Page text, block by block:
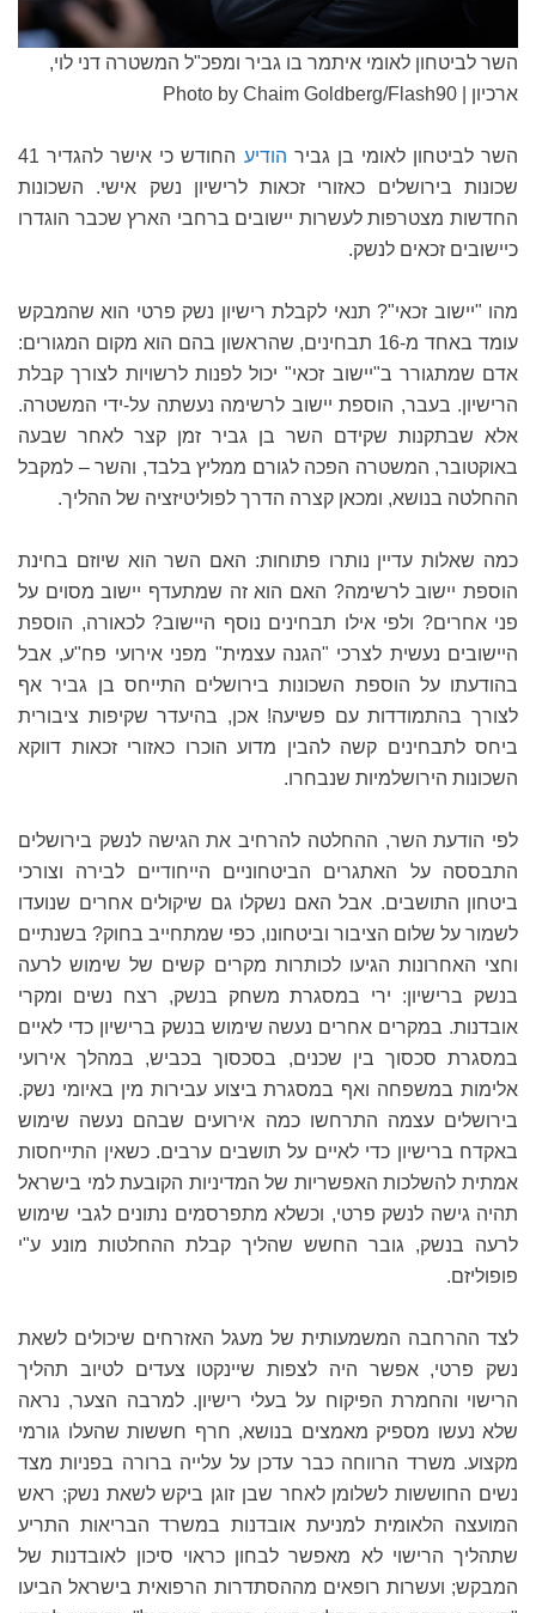
השר לביטחון לאומי איתמר בו גביר ומפכ"ל המשטרה דני לוי,
ארכיון | Photo by Chaim Goldberg/Flash90
השר לביטחון לאומי בן גביר הודיע
החודש כי אישר להגדיר 41
שכונות בירושלים כאזורי זכאות לרישיון נשק אישי. השכונות
החדשות מצטרפות לעשרות יישובים ברחבי הארץ שכבר הוגדרו
כיישובים זכאים לנשק.
מהו "יישוב זכאי"? תנאי לקבלת רישיון נשק פרטי הוא שהמבקש
עומד באחד מ-16 תבחינים, שהראשון בהם הוא מקום המגורים:
אדם שמתגורר ב"יישוב זכאי" יכול לפנות לרשויות לצורך קבלת
הרישיון. בעבר, הוספת יישוב לרשימה נעשתה על-ידי המשטרה.
אלא שבתקנות שקידם השר בן גביר זמן קצר לאחר שבעה
באוקטובר, המשטרה הפכה לגורם ממליץ בלבד, והשר – למקבל
ההחלטה בנושא, ומכאן קצרה הדרך לפוליטיזציה של ההליך.
כמה שאלות עדיין נותרו פתוחות: האם השר הוא שיוזם בחינת
הוספת יישוב לרשימה? האם הוא זה שמתעדף יישוב מסוים על
פני אחרים? ולפי אילו תבחינים נוסף היישוב? לכאורה, הוספת
היישובים נעשית לצרכי "הגנה עצמית" מפני אירועי פח"ע, אבל
בהודעתו על הוספת השכונות בירושלים התייחס בן גביר אף
לצורך בהתמודדות עם פשיעה! אכן, בהיעדר שקיפות ציבורית
ביחס לתבחינים קשה להבין מדוע הוכרו כאזורי זכאות דווקא
השכונות הירושלמיות שנבחרו.
לפי הודעת השר, ההחלטה להרחיב את הגישה לנשק בירושלים
התבססה על האתגרים הביטחוניים הייחודיים לבירה וצורכי
ביטחון התושבים. אבל האם נשקלו גם שיקולים אחרים שנועדו
לשמור על שלום הציבור וביטחונו, כפי שמתחייב בחוק? בשנתיים
וחצי האחרונות הגיעו לכותרות מקרים קשים של שימוש לרעה
בנשק ברישיון: ירי במסגרת משחק בנשק, רצח נשים ומקרי
אובדנות. במקרים אחרים נעשה שימוש בנשק ברישיון כדי לאיים
במסגרת סכסוך בין שכנים, בסכסוך בכביש, במהלך אירועי
אלימות במשפחה ואף במסגרת ביצוע עבירות מין באיומי נשק.
בירושלים עצמה התרחשו כמה אירועים שבהם נעשה שימוש
באקדח ברישיון כדי לאיים על תושבים ערבים. כשאין התייחסות
אמתית להשלכות האפשריות של המדיניות הקובעת למי בישראל
תהיה גישה לנשק פרטי, וכשלא מתפרסמים נתונים לגבי שימוש
לרעה בנשק, גובר החשש שהליך קבלת ההחלטות מונע ע"י
פופוליזם.
לצד ההרחבה המשמעותית של מעגל האזרחים שיכולים לשאת
נשק פרטי, אפשר היה לצפות שיינקטו צעדים לטיוב תהליך
הרישוי והחמרת הפיקוח על בעלי רישיון. למרבה הצער, נראה
שלא נעשו מספיק מאמצים בנושא, חרף חששות שהעלו גורמי
מקצוע. משרד הרווחה כבר עדכן על עלייה ברורה בפניות מצד
נשים החוששות לשלומן לאחר שבן זוגן ביקש לשאת נשק; ראש
המועצה הלאומית למניעת אובדנות במשרד הבריאות התריע
שתהליך הרישוי לא מאפשר לבחון כראוי סיכון לאובדנות של
המבקש; ועשרות רופאים מההסתדרות הרפואית בישראל הביעו